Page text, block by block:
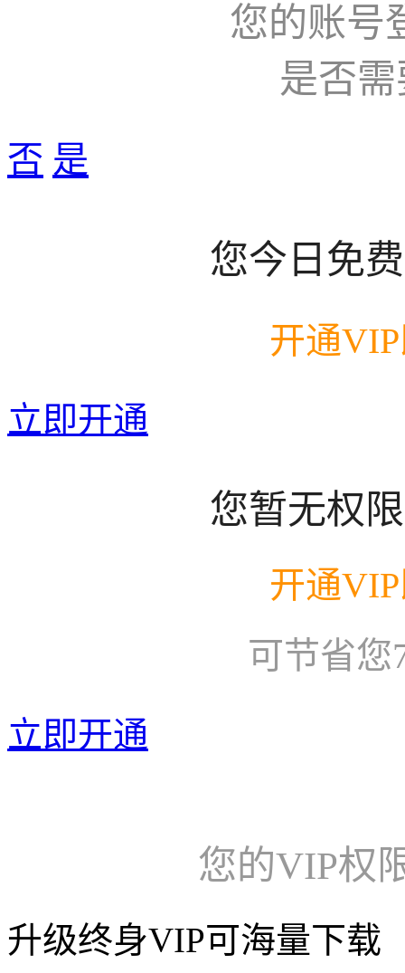
您的账号
是否
否 是
您今日免
开通
立即开通
您暂无权
开通
可节省您
立即开通
您的VIP权
升级终身VIP可海量下载